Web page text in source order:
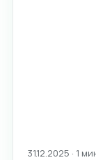
31.12.2025 · 1